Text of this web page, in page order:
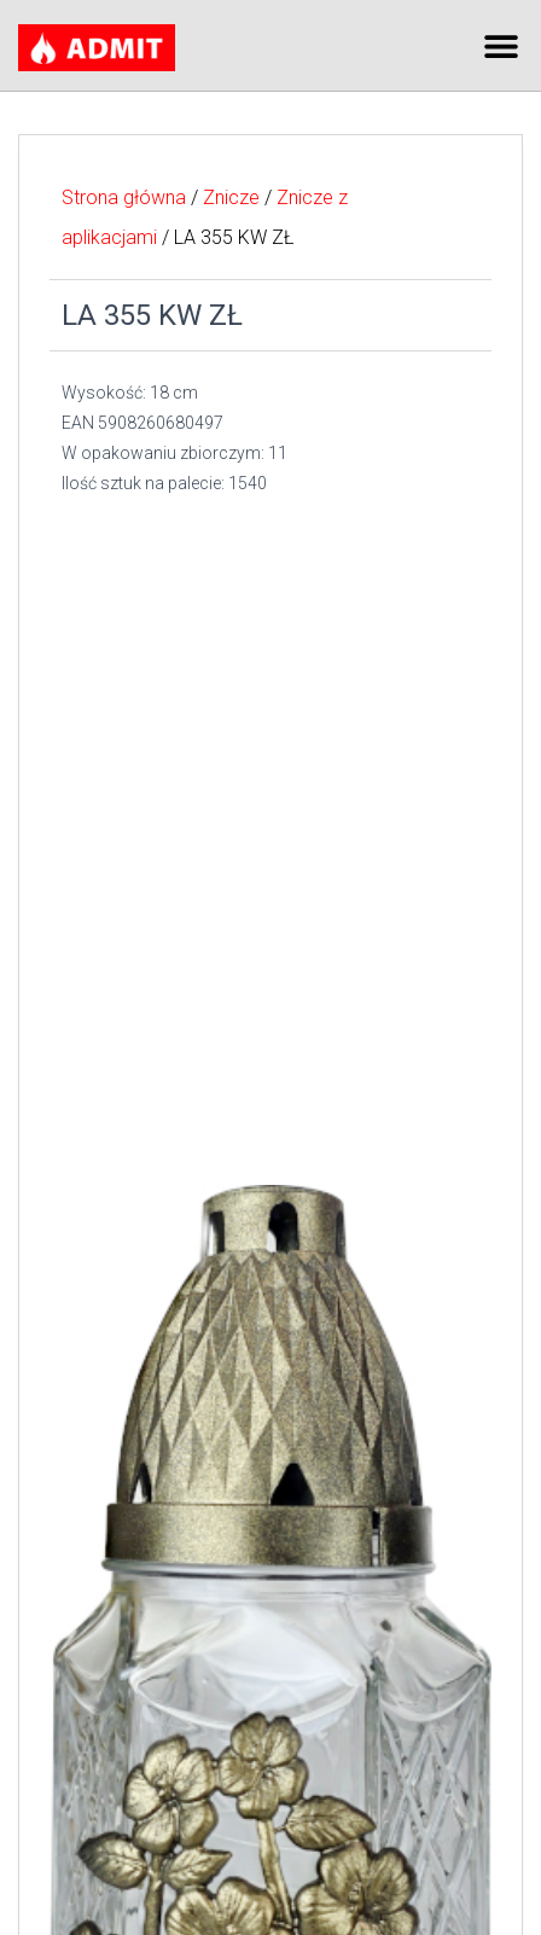
Strona główna / Znicze / Znicze z
aplikacjami / LA 355 KW ZŁ
LA 355 KW ZŁ
Wysokość: 18 cm
EAN 5908260680497
W opakowaniu zbiorczym: 11
Ilość sztuk na palecie: 1540